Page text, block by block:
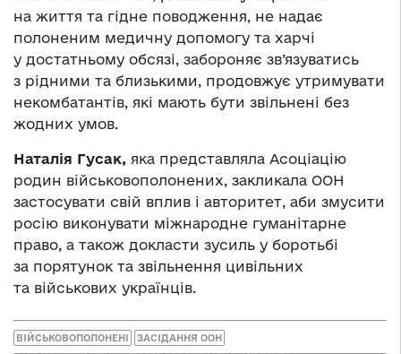
на життя та гідне поводження, не надає
полоненим медичну допомогу та харчі
у достатньому обсязі, забороняє зв’язуватись
з рідними та близькими, продовжує утримувати
некомбатантів, які мають бути звільнені без
жодних умов.
Наталія Гусак, яка представляла Асоціацію
родин військовополонених, закликала ООН
застосувати свій вплив і авторитет, аби змусити
росію виконувати міжнародне гуманітарне
право, а також докласти зусиль у боротьбі
за порятунок та звільнення цивільних
та військових українців.
ВІЙСЬКОВОПОЛОНЕНІ ЗАСІДАННЯ ООН